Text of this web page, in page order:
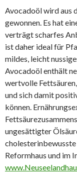
Avocadoöl wird aus
gewonnen. Es hat
verträgt scharfes
ist daher ideal für
mildes, leicht
Avocadoöl enthält
wertvolle
und sich damit
können.
ungesättigter
Reformhaus und im